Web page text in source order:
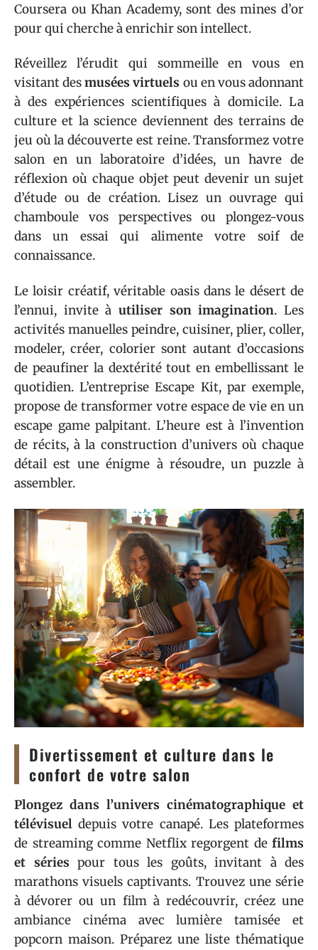
Coursera ou Khan Academy, sont des mines d’or
pour qui cherche à enrichir son intellect.
Réveillez l’érudit qui sommeille en vous en
visitant desmusées virtuels ou en vous adonnant
à des expériences scientifiques à domicile. La
culture et la science deviennent des terrains de
jeu où la découverte est reine. Transformez votre
salon en un laboratoire d’idées, un havre de
réflexion où chaque objet peut devenir un sujet
d’étude ou de création. Lisez un ouvrage qui
chamboule vos perspectives ou plongez-vous
dans un essai qui alimente votre soif de
connaissance.
Le loisir créatif, véritable oasis dans le désert de
l’ennui, invite à utiliser son imagination. Les
activités manuelles peindre, cuisiner, plier, coller,
modeler, créer, colorier sont autant d’occasions
de peaufiner la dextérité tout en embellissant le
quotidien. L’entreprise Escape Kit, par exemple,
propose de transformer votre espace de vie en un
escape game palpitant. L’heure est à l’invention
de récits, à la construction d’univers où chaque
détail est une énigme à résoudre, un puzzle à
assembler.
Divertissement et culture dans le
confort de votre salon
Plongez dans l’univers cinématographique et
télévisuel depuis votre canapé. Les plateformes
de streaming comme Netflix regorgent de films
et séries pour tous les goûts, invitant à des
marathons visuels captivants. Trouvez une série
à dévorer ou un film à redécouvrir, créez une
ambiance cinéma avec lumière tamisée et
popcorn maison. Préparez une liste thématique